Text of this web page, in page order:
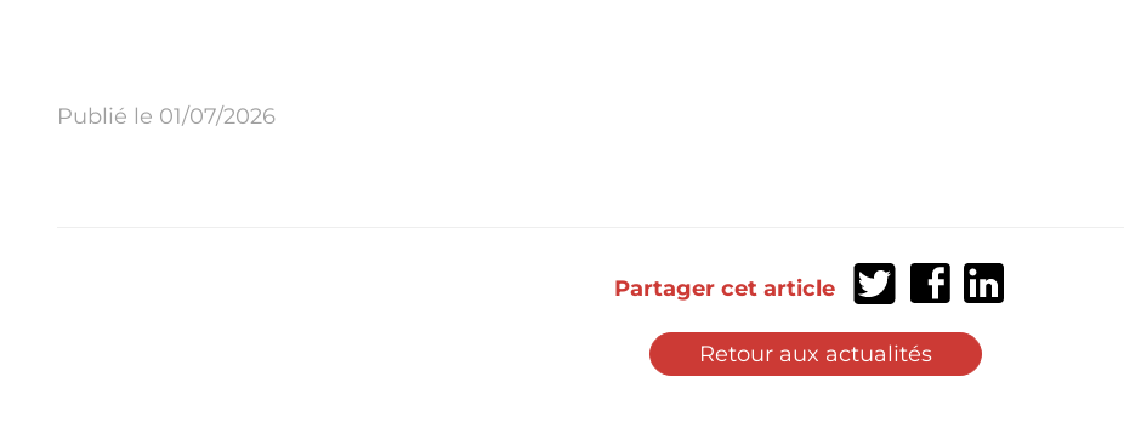
Publié le 01/07/2026
Partager cet article
Partager
sur
Twitter
Partager
sur
Facebook
Partager
sur
Retour aux actualités